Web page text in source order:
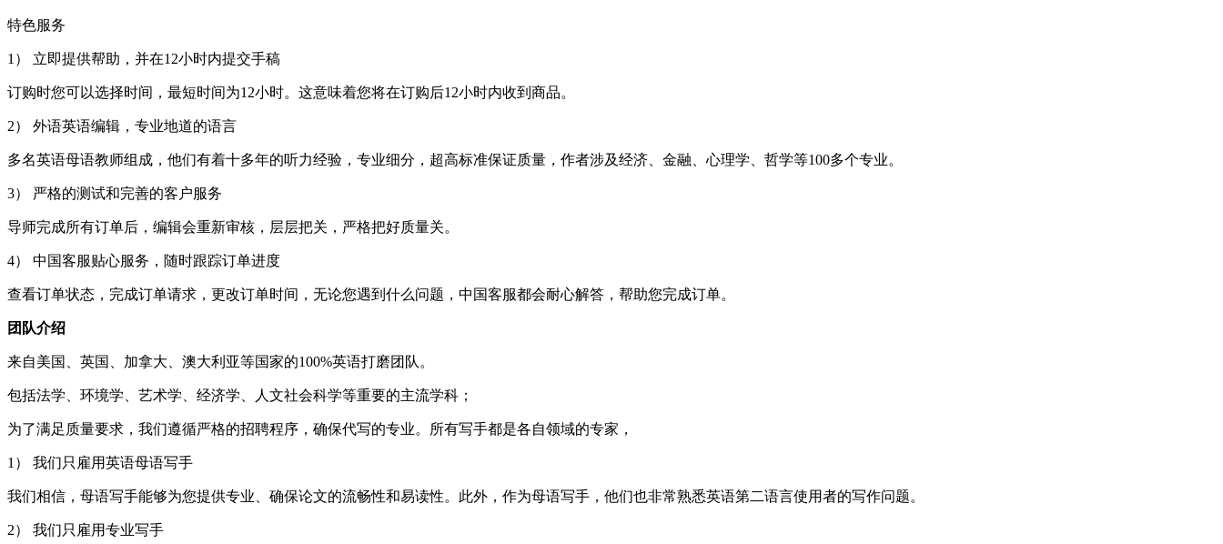
特色服务
1） 立即提供帮助，并在12小时内提交手稿
订购时您可以选择时间，最短时间为12小时。这意味着您将在订购后12小时内收到商品。
2） 外语英语编辑，专业地道的语言
多名英语母语教师组成，他们有着十多年的听力经验，专业细分，超高标准保证质量，作者涉及经济、金融、心理学、哲学等100多个专业。
3） 严格的测试和完善的客户服务
导师完成所有订单后，编辑会重新审核，层层把关，严格把好质量关。
4） 中国客服贴心服务，随时跟踪订单进度
查看订单状态，完成订单请求，更改订单时间，无论您遇到什么问题，中国客服都会耐心解答，帮助您完成订单。
团队介绍
来自美国、英国、加拿大、澳大利亚等国家的100%英语打磨团队。
包括法学、环境学、艺术学、经济学、人文社会科学等重要的主流学科；
为了满足质量要求，我们遵循严格的招聘程序，确保代写的专业。所有写手都是各自领域的专家，
1） 我们只雇用英语母语写手
我们相信，母语写手能够为您提供专业、确保论文的流畅性和易读性。此外，作为母语写手，他们也非常熟悉英语第二语言使用者的写作问题。
2） 我们只雇用专业写手